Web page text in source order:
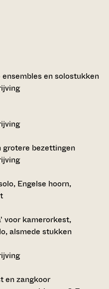
en solostukken
grotere bezettingen
Engelse hoorn,
voor kamerorkest,
alsmede stukken
en zangkoor